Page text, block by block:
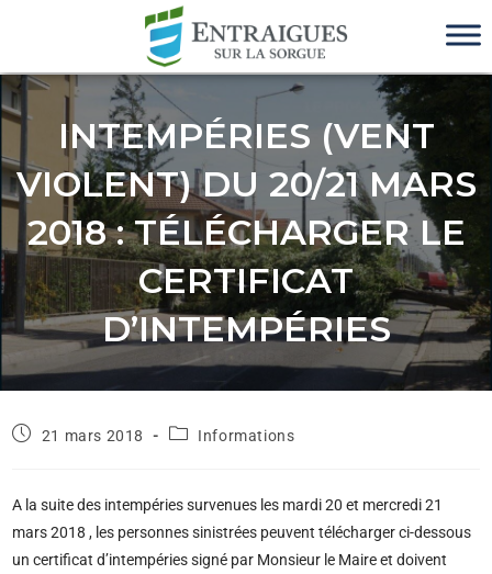
INTEMPÉRIES (VENT
VIOLENT) DU 20/21 MARS
2018 : TÉLÉCHARGER LE
CERTIFICAT
D’INTEMPÉRIES
21 mars 2018 Informations
A la suite des intempéries survenues les mardi 20 et mercredi 21
mars 2018 , les personnes sinistrées peuvent télécharger ci-dessous
un certificat d’intempéries signé par Monsieur le Maire et doivent